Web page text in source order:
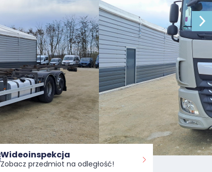
Wideoinspekcja
Zobacz przedmiot na odległość!